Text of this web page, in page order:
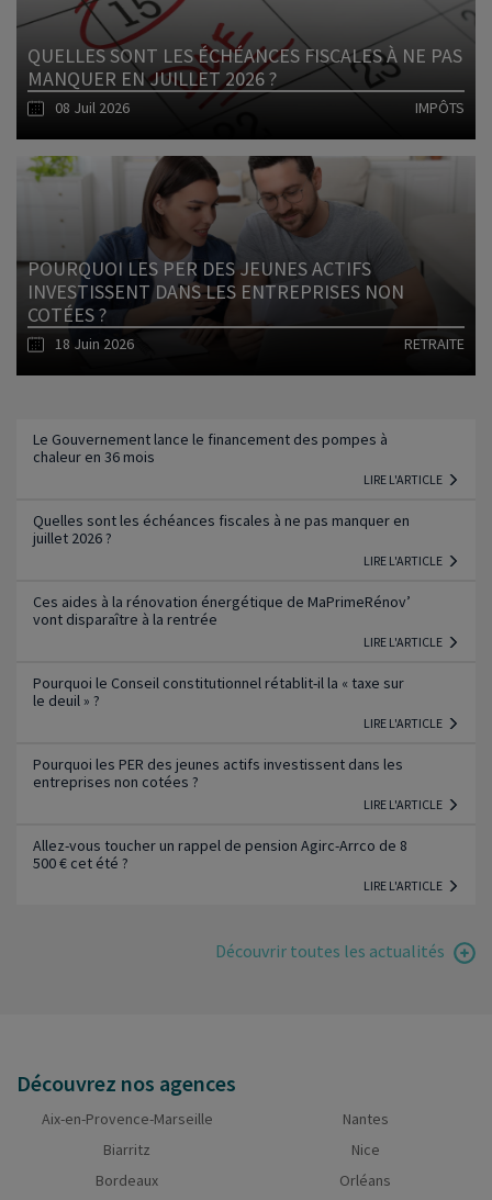
QUELLES SONT LES ÉCHÉANCES FISCALES À NE PAS
MANQUER EN JUILLET 2026 ?
08 Juil 2026 IMPÔTS
POURQUOI LES PER DES JEUNES ACTIFS
INVESTISSENT DANS LES ENTREPRISES NON
COTÉES ?
18 Juin 2026 RETRAITE
Le Gouvernement lance le financement des pompes à
chaleur en 36 mois
LIRE L'ARTICLE
Quelles sont les échéances fiscales à ne pas manquer en
juillet 2026 ?
LIRE L'ARTICLE
Ces aides à la rénovation énergétique de MaPrimeRénov’
vont disparaître à la rentrée
LIRE L'ARTICLE
Pourquoi le Conseil constitutionnel rétablit-il la « taxe sur
le deuil » ?
LIRE L'ARTICLE
Pourquoi les PER des jeunes actifs investissent dans les
entreprises non cotées ?
LIRE L'ARTICLE
Allez-vous toucher un rappel de pension Agirc-Arrco de 8
500 € cet été ?
LIRE L'ARTICLE
Découvrir toutes les actualités
Découvrez nos agences
Aix-en-Provence-Marseille
Biarritz
Bordeaux
Nantes
Nice
Orléans